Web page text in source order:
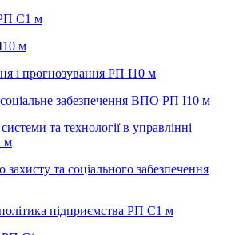
РП С1 м
м
і прогнозування РП I10 м
забезпечення ВПО РП I10 м
та технології в управлінні
м
захисту та соціального забезпечення
підприємства РП С1 м